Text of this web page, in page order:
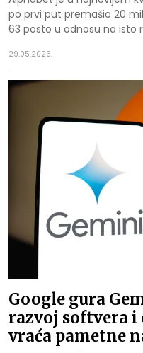
po prvi put premašio 20
63 posto u odnosu na isto
29.05.2026.
Google gura
razvoj softvera i
vraća pametne